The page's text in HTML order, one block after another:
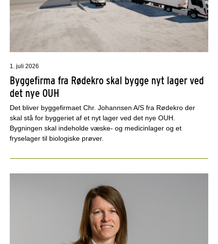
1. juli 2026
Byggefirma fra Rødekro skal bygge nyt lager ved
det nye OUH
Det bliver byggefirmaet Chr. Johannsen A/S fra Rødekro der
skal stå for byggeriet af et nyt lager ved det nye OUH.
Bygningen skal indeholde væske- og medicinlager og et
fryselager til biologiske prøver.